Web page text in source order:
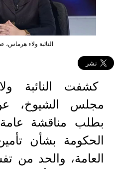
النائبة ولاء
كشفت النائبة
مجلس الشيوخ،
بطلب مناقشة
الحكومة بشأن
العامة، والحد